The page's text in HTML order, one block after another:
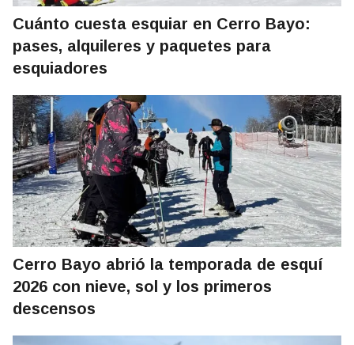
Cuánto cuesta esquiar en Cerro Bayo:
pases, alquileres y paquetes para
esquiadores
Cerro Bayo abrió la temporada de esquí
2026 con nieve, sol y los primeros
descensos